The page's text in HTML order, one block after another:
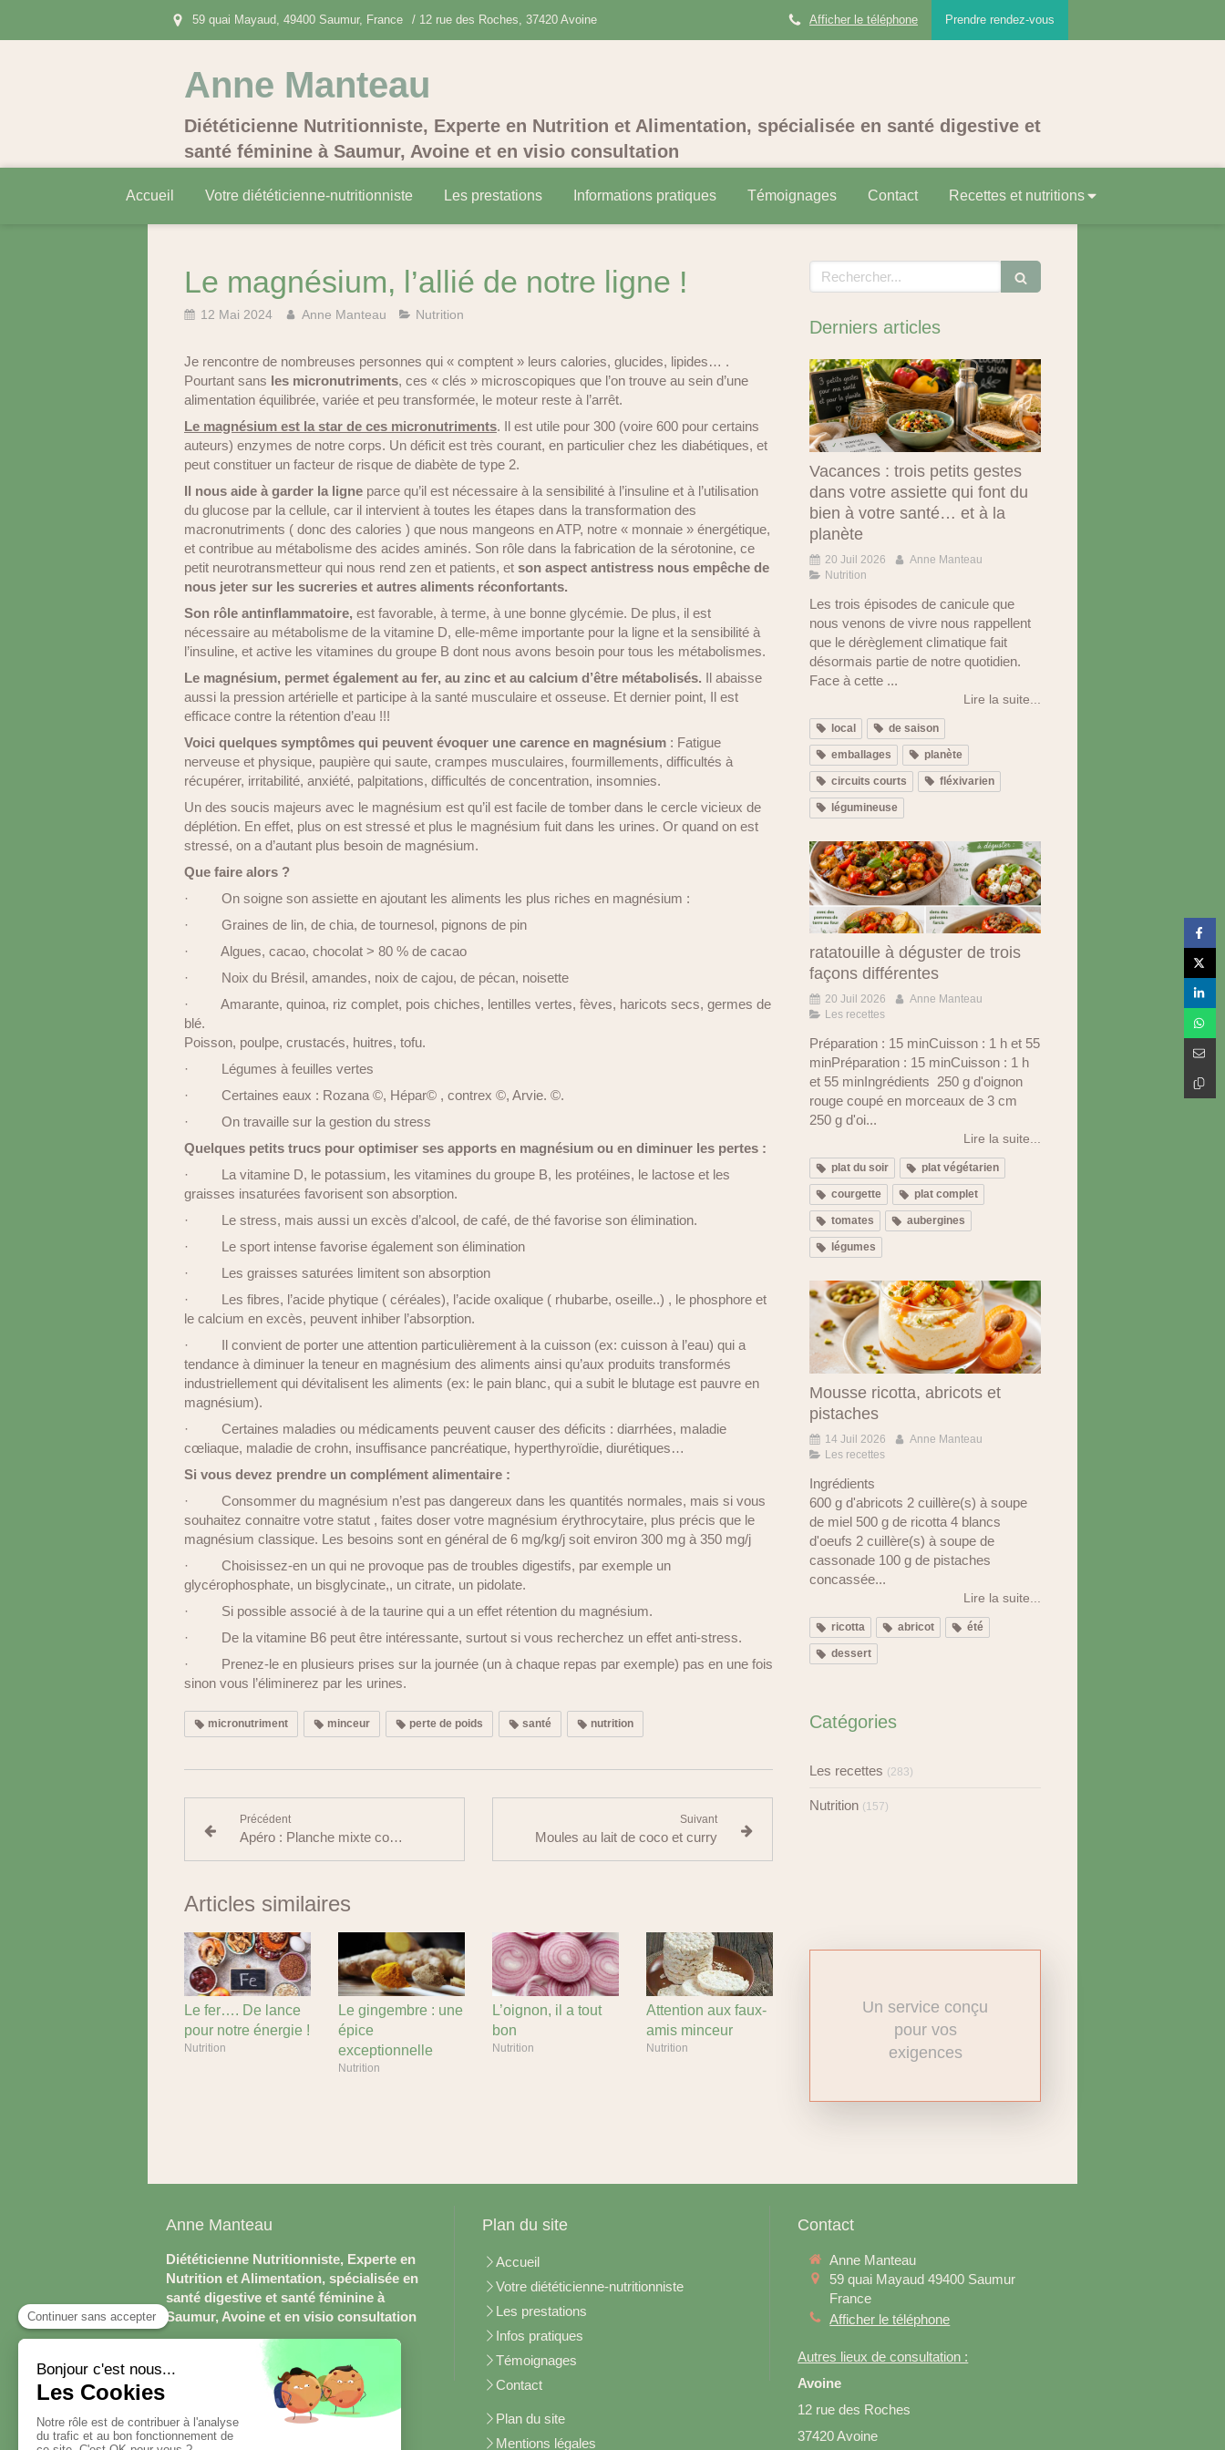
59 quai Mayaud, 49400 Saumur, France / 12 rue des Roches, 37420 Avoine Prendre rendez-vous
Afficher le téléphone
Anne Manteau
Diététicienne Nutritionniste, Experte en Nutrition et Alimentation, spécialisée en santé digestive et
santé féminine à Saumur, Avoine et en visio consultation
Accueil Votre diététicienne-nutritionniste Les prestations Informations pratiques Témoignages Contact Recettes et nutritions
Le magnésium, l’allié de notre ligne !
12 Mai 2024 Anne Manteau Nutrition
Je rencontre de nombreuses personnes qui « comptent » leurs calories, glucides, lipides… .
Pourtant sans les micronutriments, ces « clés » microscopiques que l’on trouve au sein d’une
alimentation équilibrée, variée et peu transformée, le moteur reste à l’arrêt.
Le magnésium est la star de ces micronutriments. Il est utile pour 300 (voire 600 pour certains
auteurs) enzymes de notre corps. Un déficit est très courant, en particulier chez les diabétiques, et
peut constituer un facteur de risque de diabète de type 2.
Il nous aide à garder la ligne parce qu’il est nécessaire à la sensibilité à l’insuline et à l’utilisation
du glucose par la cellule, car il intervient à toutes les étapes dans la transformation des
macronutriments ( donc des calories ) que nous mangeons en ATP, notre « monnaie » énergétique,
et contribue au métabolisme des acides aminés. Son rôle dans la fabrication de la sérotonine, ce
petit neurotransmetteur qui nous rend zen et patients, et son aspect antistress nous empêche de
nous jeter sur les sucreries et autres aliments réconfortants.
Son rôle antinflammatoire, est favorable, à terme, à une bonne glycémie. De plus, il est
nécessaire au métabolisme de la vitamine D, elle-même importante pour la ligne et la sensibilité à
l’insuline, et active les vitamines du groupe B dont nous avons besoin pour tous les métabolismes.
Le magnésium, permet également au fer, au zinc et au calcium d’être métabolisés. Il abaisse
aussi la pression artérielle et participe à la santé musculaire et osseuse. Et dernier point, Il est
efficace contre la rétention d’eau !!!
Voici quelques symptômes qui peuvent évoquer une carence en magnésium : Fatigue
nerveuse et physique, paupière qui saute, crampes musculaires, fourmillements, difficultés à
récupérer, irritabilité, anxiété, palpitations, difficultés de concentration, insomnies.
Un des soucis majeurs avec le magnésium est qu’il est facile de tomber dans le cercle vicieux de
déplétion. En effet, plus on est stressé et plus le magnésium fuit dans les urines. Or quand on est
stressé, on a d’autant plus besoin de magnésium.
Que faire alors ?
· On soigne son assiette en ajoutant les aliments les plus riches en magnésium :
· Graines de lin, de chia, de tournesol, pignons de pin
· Algues, cacao, chocolat > 80 % de cacao
· Noix du Brésil, amandes, noix de cajou, de pécan, noisette
· Amarante, quinoa, riz complet, pois chiches, lentilles vertes, fèves, haricots secs, germes de
blé.
Poisson, poulpe, crustacés, huitres, tofu.
· Légumes à feuilles vertes
· Certaines eaux : Rozana ©, Hépar© , contrex ©, Arvie. ©.
· On travaille sur la gestion du stress
Quelques petits trucs pour optimiser ses apports en magnésium ou en diminuer les pertes :
· La vitamine D, le potassium, les vitamines du groupe B, les protéines, le lactose et les
graisses insaturées favorisent son absorption.
· Le stress, mais aussi un excès d’alcool, de café, de thé favorise son élimination.
· Le sport intense favorise également son élimination
· Les graisses saturées limitent son absorption
· Les fibres, l’acide phytique ( céréales), l’acide oxalique ( rhubarbe, oseille..) , le phosphore et
le calcium en excès, peuvent inhiber l’absorption.
· Il convient de porter une attention particulièrement à la cuisson (ex: cuisson à l’eau) qui a
tendance à diminuer la teneur en magnésium des aliments ainsi qu’aux produits transformés
industriellement qui dévitalisent les aliments (ex: le pain blanc, qui a subit le blutage est pauvre en
magnésium).
· Certaines maladies ou médicaments peuvent causer des déficits : diarrhées, maladie
cœliaque, maladie de crohn, insuffisance pancréatique, hyperthyroïdie, diurétiques…
Si vous devez prendre un complément alimentaire :
· Consommer du magnésium n’est pas dangereux dans les quantités normales, mais si vous
souhaitez connaitre votre statut , faites doser votre magnésium érythrocytaire, plus précis que le
magnésium classique. Les besoins sont en général de 6 mg/kg/j soit environ 300 mg à 350 mg/j
· Choisissez-en un qui ne provoque pas de troubles digestifs, par exemple un
glycérophosphate, un bisglycinate,, un citrate, un pidolate.
· Si possible associé à de la taurine qui a un effet rétention du magnésium.
· De la vitamine B6 peut être intéressante, surtout si vous recherchez un effet anti-stress.
· Prenez-le en plusieurs prises sur la journée (un à chaque repas par exemple) pas en une fois
sinon vous l’éliminerez par les urines.
micronutriment minceur perte de poids santé nutrition
Précédent
Apéro : Planche mixte concombre
Suivant
Moules au lait de coco et curry
Articles similaires
Le fer…. De lance
pour notre énergie !
Nutrition
Le gingembre : une
épice
exceptionnelle
Nutrition
L’oignon, il a tout
bon
Nutrition
Attention aux faux-
amis minceur
Nutrition
Rechercher
Derniers articles
Vacances : trois petits gestes
dans votre assiette qui font du
bien à votre santé… et à la
planète
20 Juil 2026
Anne Manteau
Nutrition
Les trois épisodes de canicule que
nous venons de vivre nous rappellent
que le dérèglement climatique fait
désormais partie de notre quotidien.
Face à cette ...
Lire la suite...
local de saison
emballages planète
circuits courts fléxivarien
légumineuse
ratatouille à déguster de trois
façons différentes
20 Juil 2026
Anne Manteau
Les recettes
Préparation : 15 minCuisson : 1 h et 55
minPréparation : 15 minCuisson : 1 h
et 55 minIngrédients 250 g d'oignon
rouge coupé en morceaux de 3 cm
250 g d'oi...
Lire la suite...
plat du soir plat végétarien
courgette plat complet
tomates aubergines
légumes
Mousse ricotta, abricots et
pistaches
14 Juil 2026
Anne Manteau
Les recettes
Ingrédients
600 g d'abricots 2 cuillère(s) à soupe
de miel 500 g de ricotta 4 blancs
d'oeufs 2 cuillère(s) à soupe de
cassonade 100 g de pistaches
concassée...
Lire la suite...
ricotta abricot été
dessert
Catégories
Les recettes (283)
Nutrition (157)
Un service conçu
pour vos
exigences
Anne Manteau
Diététicienne Nutritionniste, Experte en
Nutrition et Alimentation, spécialisée en
santé digestive et santé féminine à
Saumur, Avoine et en visio consultation
Plan du site
Accueil
Votre diététicienne-nutritionniste
Les prestations
Infos pratiques
Témoignages
Contact
Plan du site
Mentions légales
Contact
Anne Manteau
59 quai Mayaud 49400 Saumur
France
Afficher le téléphone
Autres lieux de consultation :
Avoine
12 rue des Roches
37420 Avoine